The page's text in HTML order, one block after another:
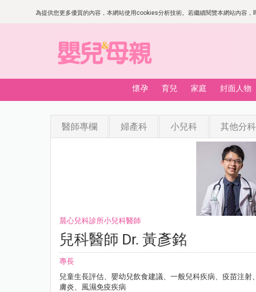
為提供您更多優質的內容，本網站使用cookies分析技術。若繼續閱覽本網站內容
懷孕 育兒 家庭 封面人物
醫師專欄 婦產科 小兒科 其他分科
晨心兒科診所小兒科醫師
兒科醫師 Dr. 黃彥銘
專長
兒童生長評估、嬰幼兒飲食建議、一般兒科疾病、疫苗注
膚炎、風濕免疫疾病